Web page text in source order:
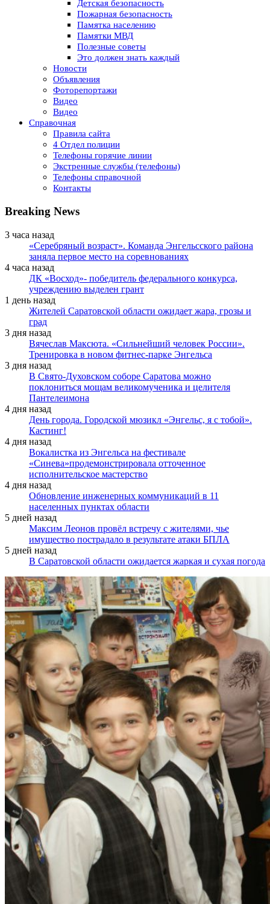
Детская безопасность
Пожарная безопасность
Памятка населению
Памятки МВД
Полезные советы
Это должен знать каждый
Новости
Объявления
Фоторепортажи
Видео
Видео
Справочная
Правила сайта
4 Отдел полиции
Телефоны горячие линии
Экстренные службы (телефоны)
Телефоны справочной
Контакты
Breaking News
3 часа назад
«Серебряный возраст». Команда Энгельсского района
заняла первое место на соревнованиях
4 часа назад
ДК «Восход»- победитель федерального конкурса,
учреждению выделен грант
1 день назад
Жителей Саратовской области ожидает жара, грозы и
град
3 дня назад
Вячеслав Максюта. «Сильнейший человек России».
Тренировка в новом фитнес-парке Энгельса
3 дня назад
В Свято-Духовском соборе Саратова можно
поклониться мощам великомученика и целителя
Пантелеимона
4 дня назад
День города. Городской мюзикл «Энгельс, я с тобой».
Кастинг!
4 дня назад
Вокалистка из Энгельса на фестивале
«Синева»продемонстрировала отточенное
исполнительское мастерство
4 дня назад
Обновление инженерных коммуникаций в 11
населенных пунктах области
5 дней назад
Максим Леонов провёл встречу с жителями, чье
имущество пострадало в результате атаки БПЛА
5 дней назад
В Саратовской области ожидается жаркая и сухая погода